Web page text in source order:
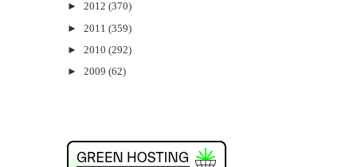
► 2012 (370)
► 2011 (359)
► 2010 (292)
► 2009 (62)